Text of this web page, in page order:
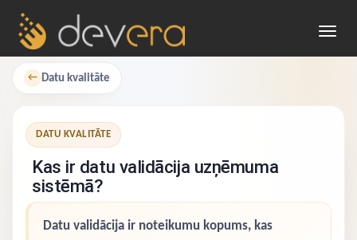
← Datu kvalitāte
DATU KVALITĀTE
Kas ir datu validācija uzņēmuma
sistēmā?
Datu validācija ir noteikumu kopums, kas